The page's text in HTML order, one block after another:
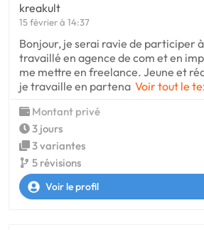
kreakult
15 février à 14:37
Bonjour, je serai ravie de participer
travaillé en agence de com et en
me mettre en freelance. Jeune et
je travaille en partena Voir tout le
Montant privé
3 jours
3 variantes
5 révisions
Voir le profil